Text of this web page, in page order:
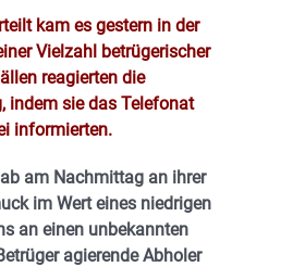
kam es gestern in der
Vielzahl betrügerischer
reagierten die
indem sie das Telefonat
informierten.
am Nachmittag an ihrer
im Wert eines niedrigen
an einen unbekannten
agierende Abholer